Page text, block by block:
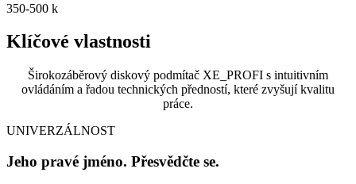
350-500 k
Klíčové vlastnosti
Širokozáběrový diskový podmítač XE_PROFI s intuitivním
ovládáním a řadou technických předností, které zvyšují kvalitu
práce.
UNIVERZÁLNOST
Jeho pravé jméno. Přesvědčte se.